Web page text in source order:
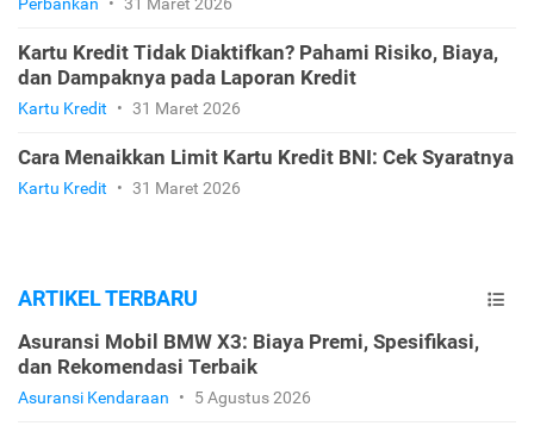
Kartu Kredit Tidak Diaktifkan? Pahami Risiko, Biaya,
dan Dampaknya pada Laporan Kredit
Kartu Kredit • 31 Maret 2026
Cara Menaikkan Limit Kartu Kredit BNI: Cek Syaratnya
Kartu Kredit • 31 Maret 2026
ARTIKEL TERBARU
Asuransi Mobil BMW X3: Biaya Premi, Spesifikasi,
dan Rekomendasi Terbaik
Asuransi Kendaraan • 5 Agustus 2026